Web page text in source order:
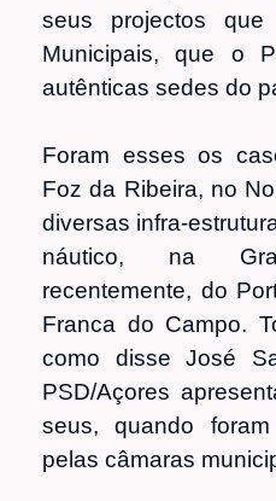
seus projectos que
Municipais, que o
autênticas sedes do
Foram esses os
Foz da Ribeira, no
diversas infra-
náutico, na
recentemente, do
Franca do Campo.
como disse José
PSD/Açores
seus, quando
pelas câmaras